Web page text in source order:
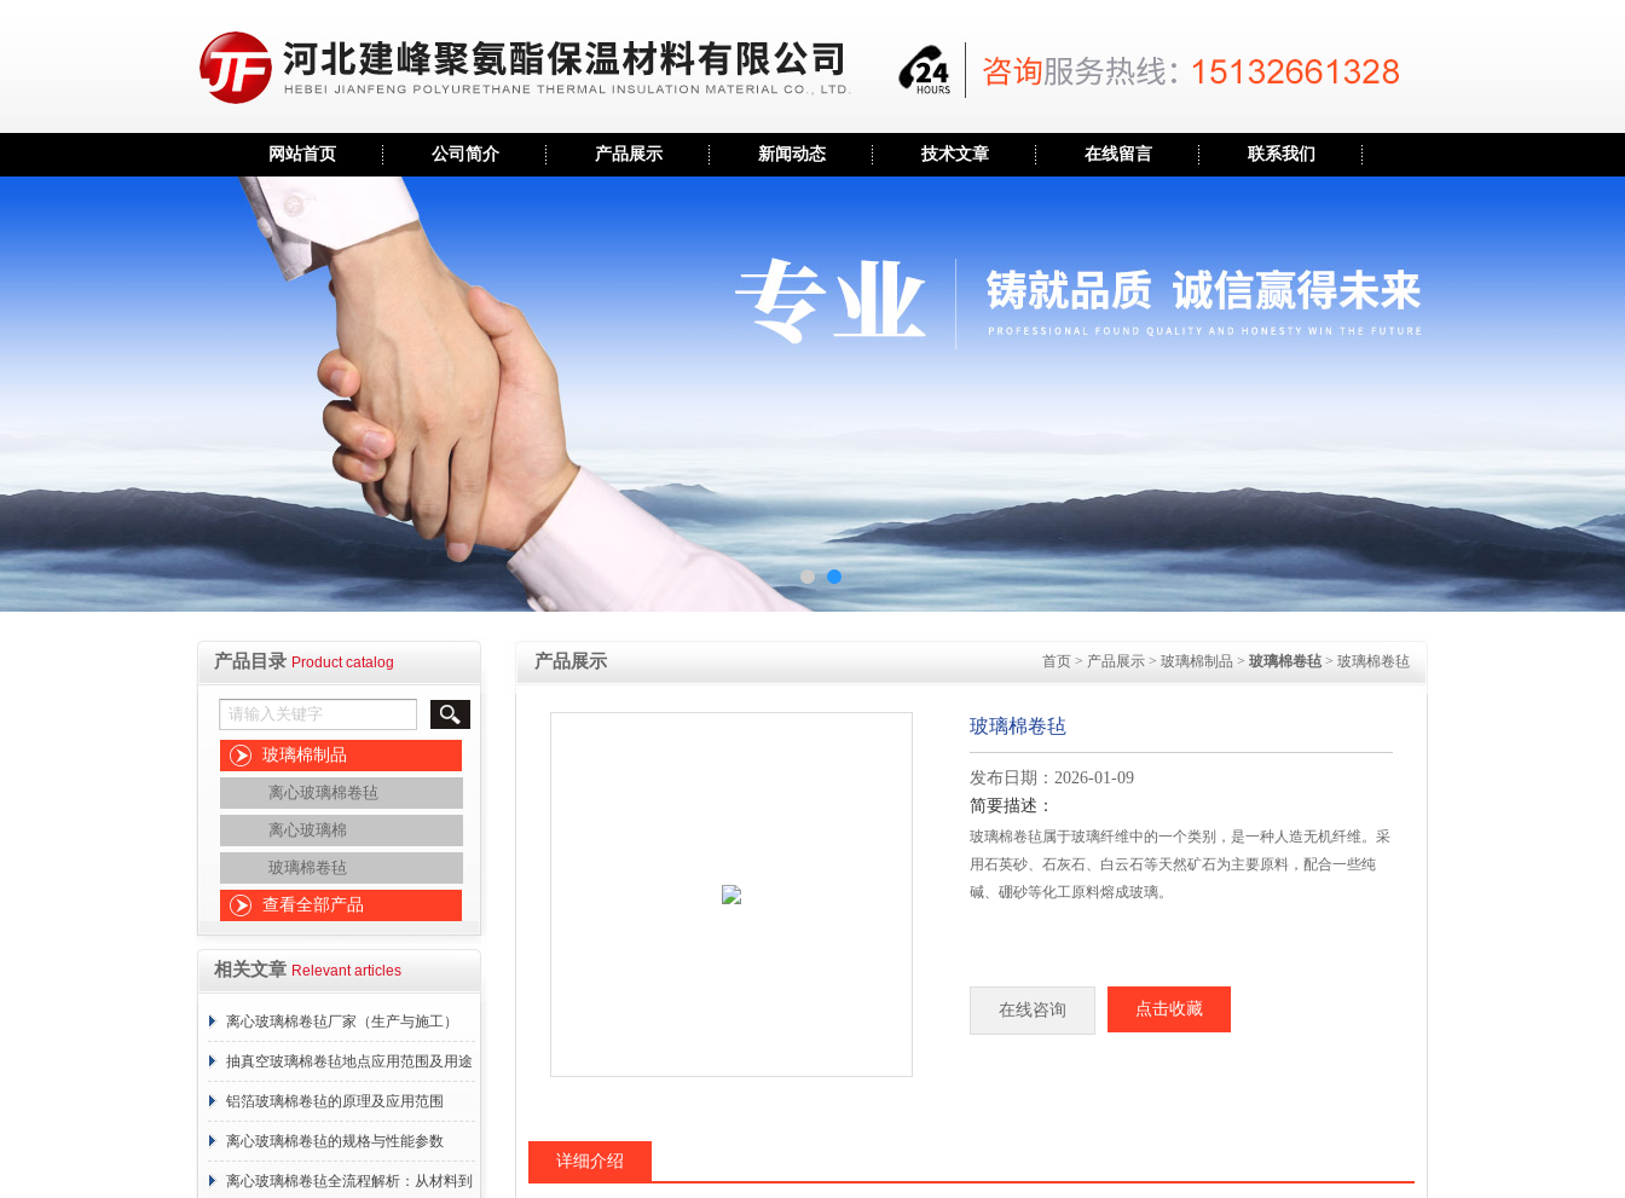
网站首页 公司简介 产品展示 新闻动态 技术文章 在线留言 联系我们
产品目录 Product catalog
玻璃棉制品
离心玻璃棉卷毡
离心玻璃棉
玻璃棉卷毡
查看全部产品
相关文章 Relevant articles
离心玻璃棉卷毡厂家（生产与施工）
抽真空玻璃棉卷毡地点应用范围及用途
说明
铝箔玻璃棉卷毡的原理及应用范围
离心玻璃棉卷毡的规格与性能参数
离心玻璃棉卷毡全流程解析：从材料到
产品展示 首页 > 产品展示 > 玻璃棉制品 > 玻璃棉卷毡> 玻璃棉卷毡
玻璃棉卷毡
发布日期：2026-01-09
简要描述：
玻璃棉卷毡属于玻璃纤维中的一个类别，是一种人造无机纤维。采
用石英砂、石灰石、白云石等天然矿石为主要原料，配合一些纯
碱、硼砂等化工原料熔成玻璃。
在线咨询 点击收藏
详细介绍